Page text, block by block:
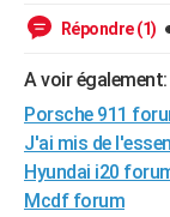
Forum
Aménagement
Extérieur
Cuisine
Salle de bains
Jardinage
Rangement
WEEK-END
Guides de France
Escapades
Patrimoine
Expositions
Musées
Week-end nature
+LIFESTYLE
Art de vivre
Bien-être
Loisirs
Mode
Modes de vie
SANTE
Alimentation
Guide de la santé
Maladies
Médicaments
Sommeil
VOYAGE
Répondre (1)
A voir également:
Porsche 911
J'ai mis de
Hyundai i20
Mcdf forum